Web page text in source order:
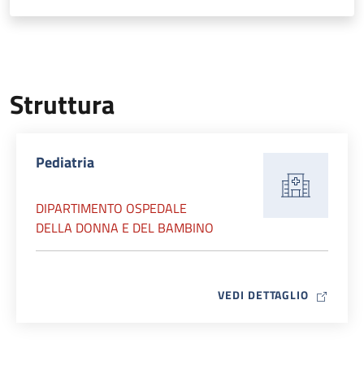
Struttura
Pediatria
DIPARTIMENTO OSPEDALE
DELLA DONNA E DEL BAMBINO
VEDI DETTAGLIO MAP ICON